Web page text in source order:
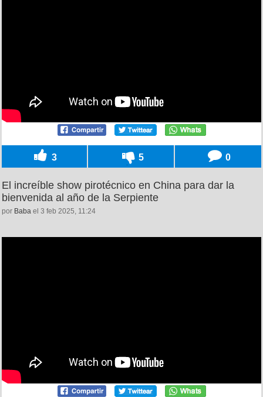
3 5 0
El increíble show pirotécnico en China para dar la
bienvenida al año de la Serpiente
por Baba el 3 feb 2025, 11:24